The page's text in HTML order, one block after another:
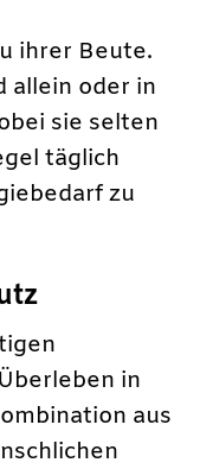
ihrer Beute.
allein oder in
sie selten
täglich
zu
in
aus